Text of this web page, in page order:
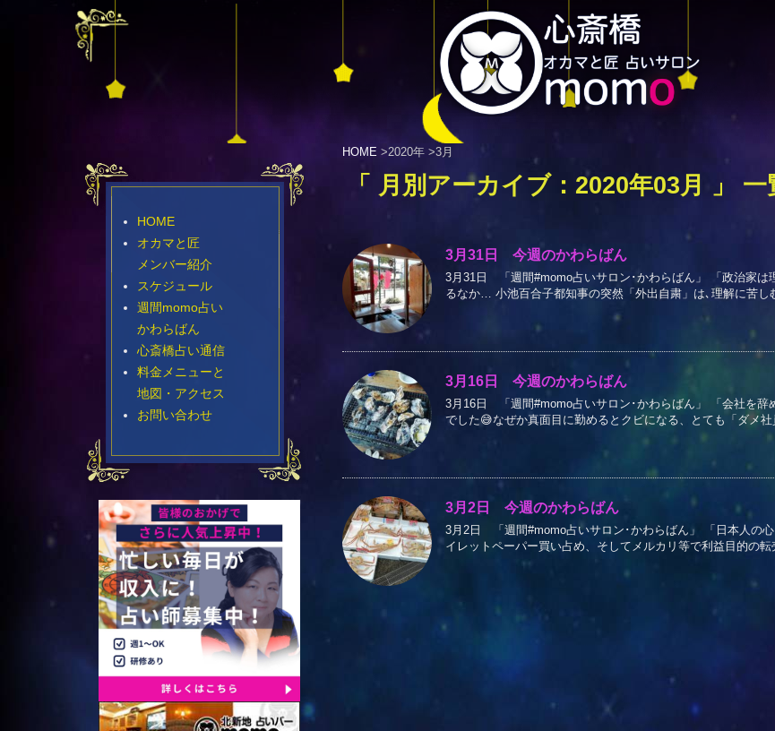
HOME >2020年 >3月
「 月別アーカイブ：2020年03月 」 一
3月31日 今週のかわらばん
3月31日 「週間#momo占いサロン･かわらばん」 「政治家
るなか… 小池百合子都知事の突然「外出自粛」は､理解に苦し
3月16日 今週のかわらばん
3月16日 「週間#momo占いサロン･かわらばん」 「会社を
でした😅なぜか真面目に勤めるとクビになる、とても「ダメ
3月2日 今週のかわらばん
3月2日 「週間#momo占いサロン･かわらばん」 「日本人の
イレットペーパー買い占め、そしてメルカリ等で利益目的の転
HOME
オカマと匠
メンバー紹介
スケジュール
週間momo占い
かわらばん
心斎橋占い通信
料金メニューと
地図・アクセス
お問い合わせ